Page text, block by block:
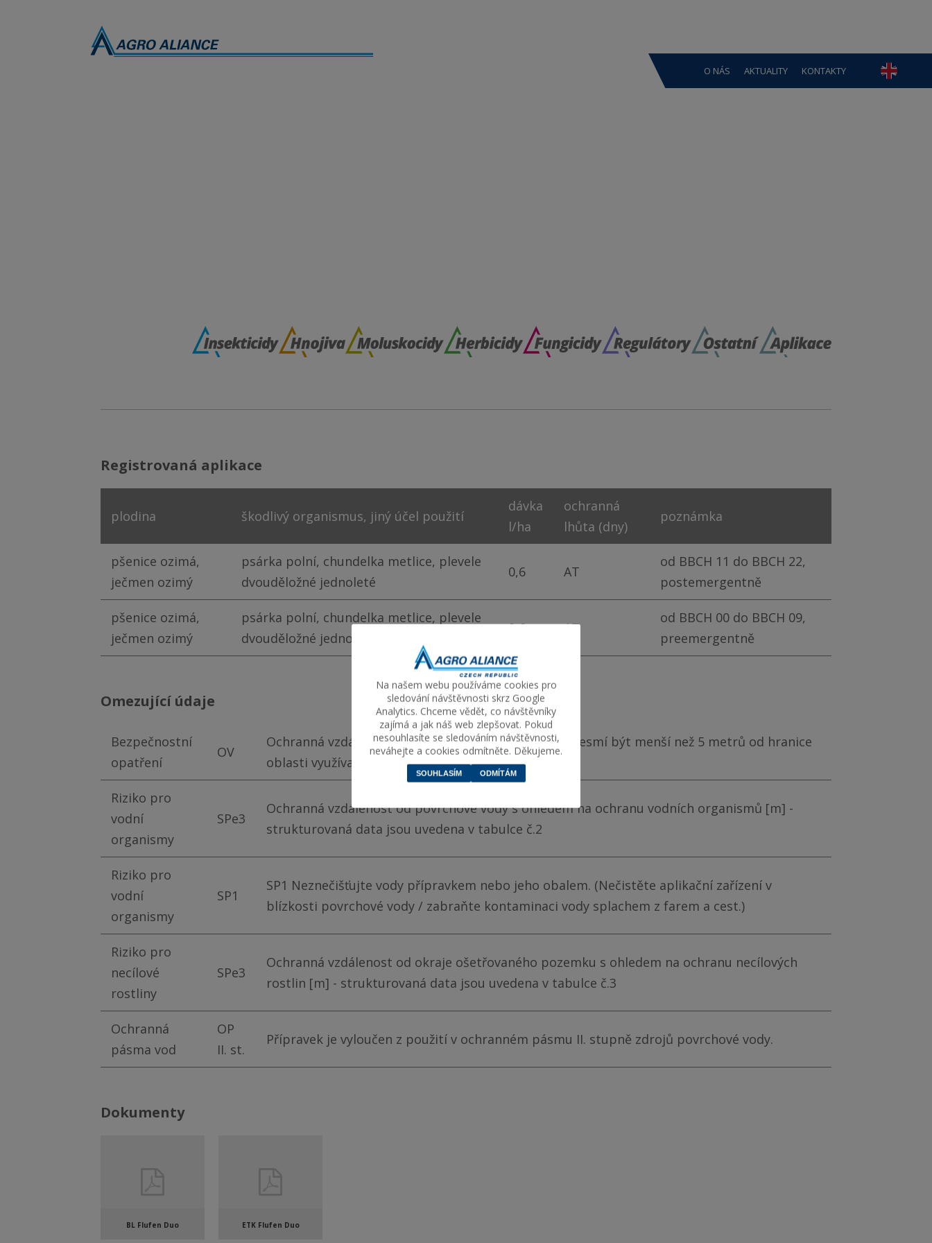
O NÁS AKTUALITY KONTAKTY
registrovaná aplikace
plodina škodlivý organismus, jiný účel použití
dávka
l/ha
ochranná
lhůta (dny)
poznámka
pšenice ozimá,
ječmen ozimý
psárka polní, chundelka metlice, plevele
dvouděložné jednoleté
0,6 AT
od BBCH 11 do BBCH 22,
postemergentně
pšenice ozimá,
ječmen ozimý
psárka polní, chundelka metlice, plevele
dvouděložné jednoleté
0,6 AT
od BBCH 00 do BBCH 09,
preemergentně
omezující údaje
Bezpečnostní
opatření
OV
Ochranná vzdálenost mezi hranicí ošetřené plochy nesmí být menší než 5 metrů od hranice
oblasti využívané zranitelnými skupinami obyvatel.
Riziko pro
vodní
organismy
SPe3
Ochranná vzdálenost od povrchové vody s ohledem na ochranu vodních organismů [m] -
strukturovaná data jsou uvedena v tabulce č.2
Riziko pro
vodní
organismy
SP1
SP1 Neznečišťujte vody přípravkem nebo jeho obalem. (Nečistěte aplikační zařízení v
blízkosti povrchové vody / zabraňte kontaminaci vody splachem z farem a cest.)
Riziko pro
necílové
rostliny
SPe3
Ochranná vzdálenost od okraje ošetřovaného pozemku s ohledem na ochranu necílových
rostlin [m] - strukturovaná data jsou uvedena v tabulce č.3
Ochranná
pásma vod
OP
II. st.
Přípravek je vyloučen z použití v ochranném pásmu II. stupně zdrojů povrchové vody.
Dokumenty
BL Flufen Duo ETK Flufen Duo
Na našem webu používáme cookies pro
sledování návštěvnosti skrz Google
Analytics. Chceme vědět, co návštěvníky
zajímá a jak náš web zlepšovat. Pokud
nesouhlasíte se sledováním návštěvnosti,
neváhejte a cookies odmítněte. Děkujeme.
SOUHLASÍM ODMÍTÁM